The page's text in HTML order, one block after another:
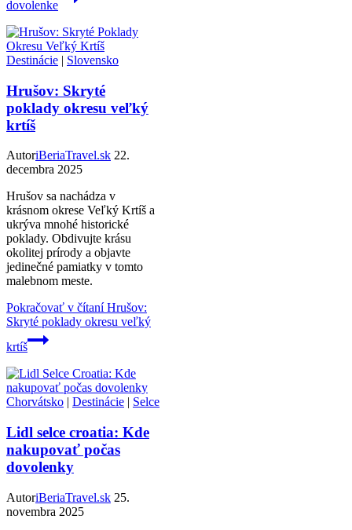
dovolenke
Destinácie | Slovensko
Hrušov: Skryté
poklady okresu veľký
krtíš
AutoriBeriaTravel.sk 22.
decembra 2025
Hrušov sa nachádza v
krásnom okrese Veľký Krtíš a
ukrýva mnohé historické
poklady. Obdivujte krásu
okolitej prírody a objavte
jedinečné pamiatky v tomto
malebnom meste.
Pokračovať v čítaníHrušov:
Skryté poklady okresu veľký
krtíš
Chorvátsko | Destinácie | Selce
Lidl selce croatia: Kde
nakupovať počas
dovolenky
AutoriBeriaTravel.sk 25.
novembra 2025